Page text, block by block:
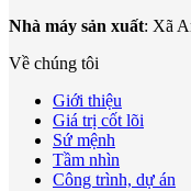
Nhà máy sản xuất: Xã
Về chúng tôi
Giới thiệu
Giá trị cốt lõi
Sứ mệnh
Tầm nhìn
Công trình, dự án